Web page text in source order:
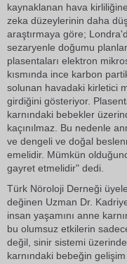
kaynaklanan hava
zeka düzeylerinin daha
araştırmaya göre;
sezaryenle doğumu
plasentaları elektron
kısmında ince karbon
solunan havadaki kirletici
girdiğini gösteriyor.
karnındaki bebekler
kaçınılmaz. Bu nedenle
ve dengeli ve doğal
emelidir. Mümkün
gayret etmelidir" dedi.
Türk Nöroloji Derneği
değinen Uzman Dr.
insan yaşamını anne
bu olumsuz etkilerin
değil, sinir sistemi
karnındaki bebeğin